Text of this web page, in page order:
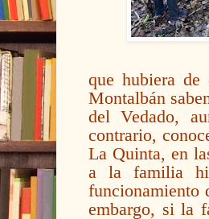
que hubiera
Montalbán
del Vedado,
contrario,
La Quinta, en
a la familia
funcionamiento
embargo, si la